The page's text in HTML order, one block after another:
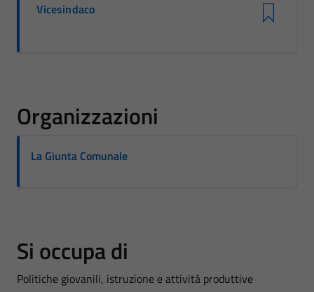
Vicesindaco
Organizzazioni
La Giunta Comunale
Si occupa di
Politiche giovanili, istruzione e attività produttive